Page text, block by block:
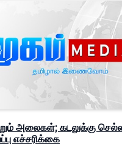
அலைகள்; கடலுக்கு
எச்சரிக்கை